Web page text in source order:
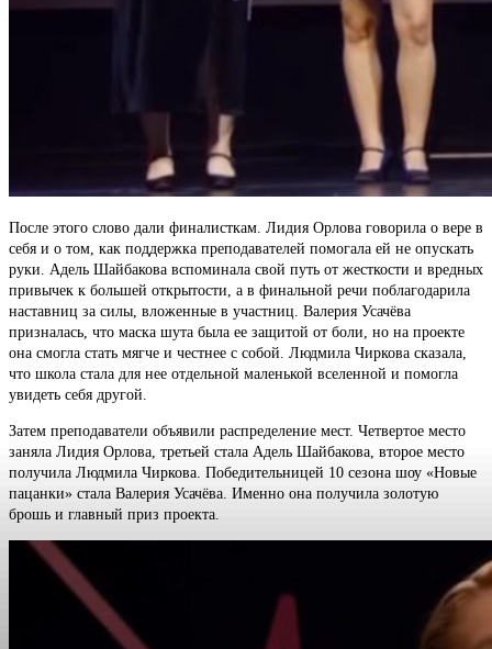
После этого слово дали финалисткам. Лидия Орлова говорила о вере в
себя и о том, как поддержка преподавателей помогала ей не опускать
руки. Адель Шайбакова вспоминала свой путь от жесткости и вредных
привычек к большей открытости, а в финальной речи поблагодарила
наставниц за силы, вложенные в участниц. Валерия Усачёва
призналась, что маска шута была ее защитой от боли, но на проекте
она смогла стать мягче и честнее с собой. Людмила Чиркова сказала,
что школа стала для нее отдельной маленькой вселенной и помогла
увидеть себя другой.
Затем преподаватели объявили распределение мест. Четвертое место
заняла Лидия Орлова, третьей стала Адель Шайбакова, второе место
получила Людмила Чиркова. Победительницей 10 сезона шоу «Новые
пацанки» стала Валерия Усачёва. Именно она получила золотую
брошь и главный приз проекта.